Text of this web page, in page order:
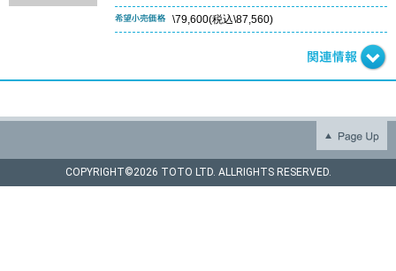
\79,600(税込\87,560)
COPYRIGHT©2026 TOTO LTD. ALLRIGHTS RESERVED.